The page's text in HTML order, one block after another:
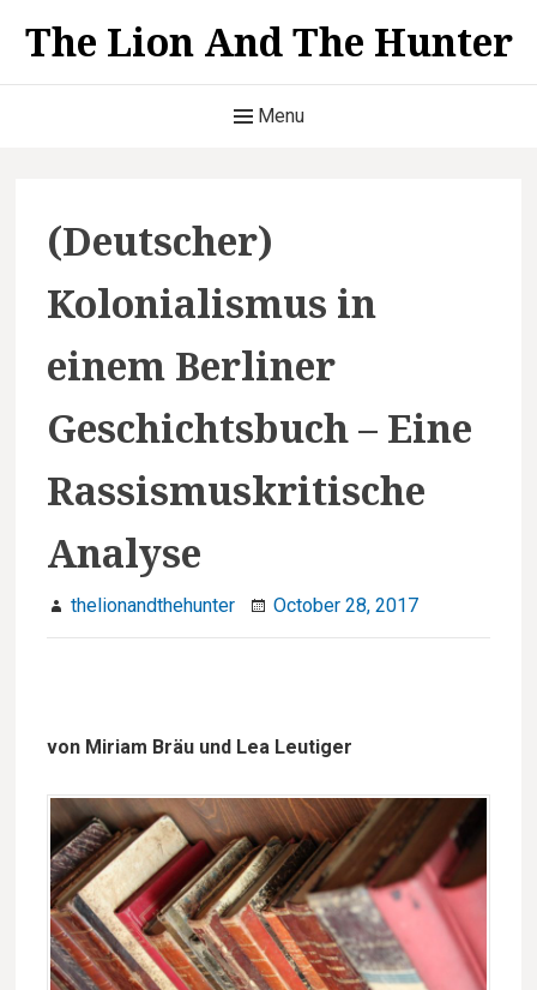
The Lion And The Hunter
Menu
(Deutscher)
Kolonialismus in
einem Berliner
Geschichtsbuch – Eine
Rassismuskritische
Analyse
thelionandthehunter October 28, 2017
von Miriam Bräu und Lea Leutiger